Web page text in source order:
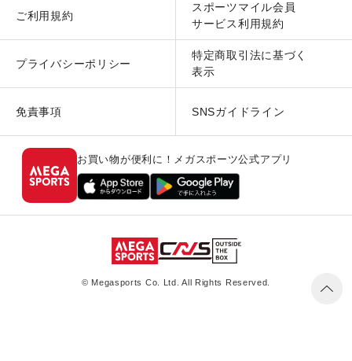
ご利用規約
スポーツマイル会員
サービス利用規約
プライバシーポリシー
特定商取引法に基づく
表示
免責事項 SNSガイドライン
お買い物が便利に！メガスポーツ公式アプリ
© Megasports Co. Ltd. All Rights Reserved.